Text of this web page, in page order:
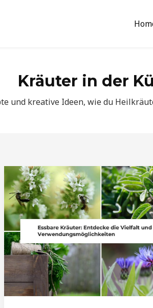
Kräuter in der
und kreative Ideen, wie du